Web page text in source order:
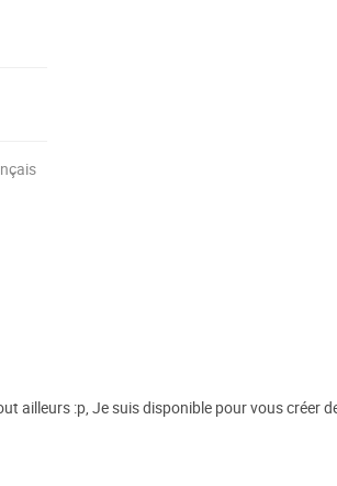
ailleurs :p, Je suis disponible pour vous créer